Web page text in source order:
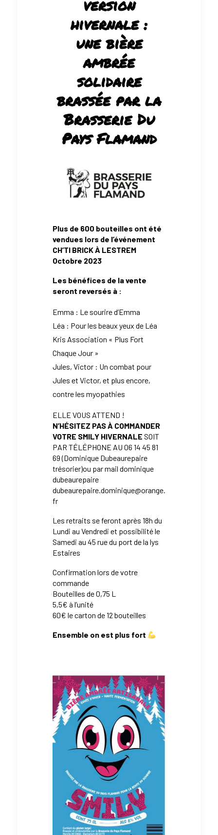
version
hivernale :
une bière
ambrée
solidaire
brassée par la
Brasserie Du
Pays Flamand
Plus de 600 bouteilles ont été
vendues lors de l’événement
CH’TI BRICK À LESTREM
Octobre 2023
Les bénéfices de la vente
seront reversés à :
Emma : Le sourire d’Emma
Léa : Pour les beaux yeux de Léa
Kris Association « Plus Fort
Chaque Jour »
Jules, Victor : Un combat pour
Jules et Victor, et plus encore,
contre les myopathies
ELLE VOUS ATTEND !
N’HÉSITEZ PAS À COMMANDER
VOTRE SMILY HIVERNALE SOIT
PAR TÉLÉPHONE AU 06 14 45 81
69 (Dominique Dubeaurepaire
trésorier)ou par mail dominique
dubeaurepaire
dubeaurepaire.dominique@orange.
fr
Les retraits se feront après 18h du
Lundi au Vendredi et possibilité le
Samedi au 45 rue du port de la lys
Estaires
Confirmation lors de votre
commande
Bouteilles de 0,75 L
5,5€ à l’unité
60€ le carton de 12 bouteilles
Ensemble on est plus fort